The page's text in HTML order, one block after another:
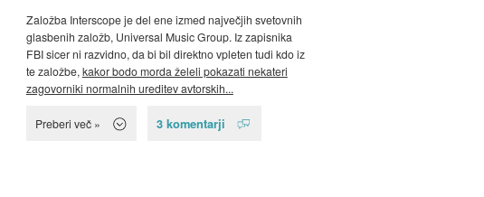
Založba Interscope je del ene izmed največjih svetovnih
glasbenih založb, Universal Music Group. Iz zapisnika
FBI sicer ni razvidno, da bi bil direktno vpleten tudi kdo iz
te založbe, kakor bodo morda želeli pokazati nekateri
zagovorniki normalnih ureditev avtorskih...
Preberi več » 3 komentarji